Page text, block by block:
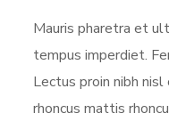
Mauris pharetra et
tempus imperdiet.
Lectus proin nibh
rhoncus mattis